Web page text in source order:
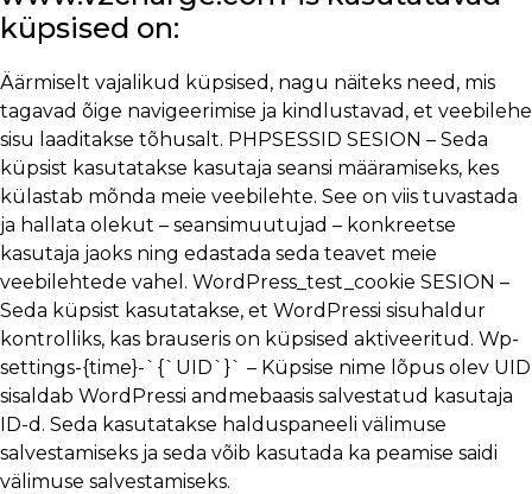
küpsised on:
Äärmiselt vajalikud küpsised, nagu näiteks need, mis
tagavad õige navigeerimise ja kindlustavad, et veebilehe
sisu laaditakse tõhusalt. PHPSESSID SESION – Seda
küpsist kasutatakse kasutaja seansi määramiseks, kes
külastab mõnda meie veebilehte. See on viis tuvastada
ja hallata olekut – seansimuutujad – konkreetse
kasutaja jaoks ning edastada seda teavet meie
veebilehtede vahel. WordPress_test_cookie SESION –
Seda küpsist kasutatakse, et WordPressi sisuhaldur
kontrolliks, kas brauseris on küpsised aktiveeritud. Wp-
settings-{time}-`{`UID`}` – Küpsise nime lõpus olev UID
sisaldab WordPressi andmebaasis salvestatud kasutaja
ID-d. Seda kasutatakse halduspaneeli välimuse
salvestamiseks ja seda võib kasutada ka peamise saidi
välimuse salvestamiseks.